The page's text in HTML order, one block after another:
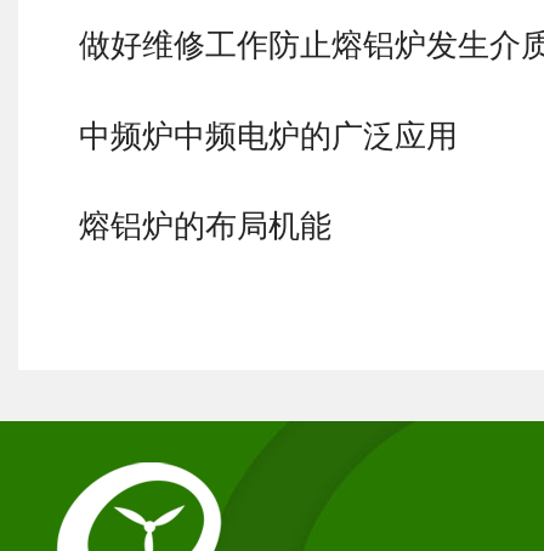
做好维修工作防止熔铝炉发生介
中频炉中频电炉的广泛应用
熔铝炉的布局机能